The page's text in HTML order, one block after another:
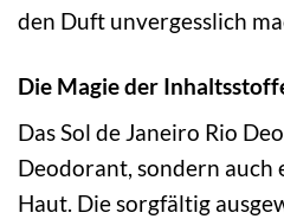
den Duft unvergesslich
Die Magie der
Das Sol de Janeiro Rio
Deodorant, sondern
Haut. Die sorgfältig